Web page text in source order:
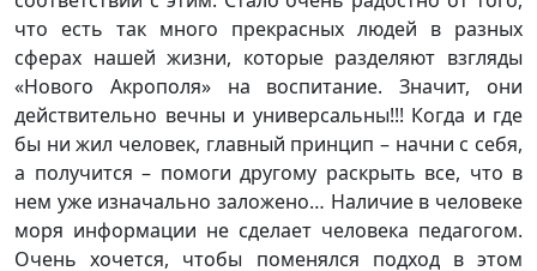
что есть так много прекрасных людей в разных
сферах нашей жизни, которые разделяют взгляды
«Нового Акрополя» на воспитание. Значит, они
действительно вечны и универсальны!!! Когда и где
бы ни жил человек, главный принцип – начни с себя,
а получится – помоги другому раскрыть все, что в
нем уже изначально заложено… Наличие в человеке
моря информации не сделает человека педагогом.
Очень хочется, чтобы поменялся подход в этом